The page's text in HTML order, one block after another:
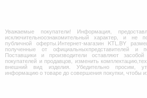
Уважаемые покупатели! Информация,
исключительноознакомительный характер, и не
публичной оферты.Интернет-магазин KTL.BY
полученные от официальныхпредставителей и
Поставщики и производители оставляют
покупателей и продавцов, изменить
внешний вид изделия. Убедительно просим,
информацию о товаре до совершения покупки, чтобы